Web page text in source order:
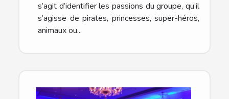
s’agit d’identifier les passions du groupe, qu’il
s’agisse de pirates, princesses, super-héros,
animaux ou...